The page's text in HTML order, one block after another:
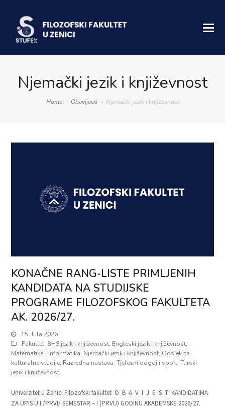
Njemački jezik i književnost
Home » Obavijesti » Njemački jezik i književnost
KONAČNE RANG-LISTE PRIMLJENIH
KANDIDATA NA STUDIJSKE
PROGRAME FILOZOFSKOG FAKULTETA
AK. 2026/27.
15. Jula 2026.
Fakultet, BHS jezik i književnost, Engleski jezik i književnost,
Matematika i informatika, Njemački jezik i književnost, Odsjek za
kulturalne studije, Razredna nastava,Tjelesni odgoj i sport,Turski
jezik i književnost
Univerzitet u Zenici Filozofski fakultet O B A V I J E S T KANDIDATIMA
ZA UPIS U I /PRVI/ SEMESTAR – I (PRVU) GODINU AKADEMSKE 2026/27.